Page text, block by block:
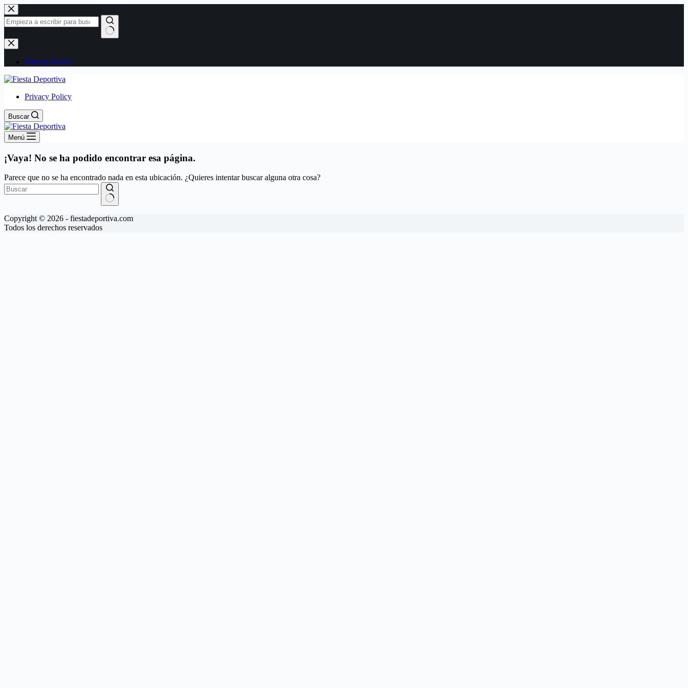
Saltar
al
contenido
Sin
resultados
Privacy Policy
Privacy Policy
Buscar
Menú
¡Vaya! No se ha podido encontrar esa página.
Parece que no se ha encontrado nada en esta ubicación. ¿Quieres intentar buscar alguna otra cosa?
resultados
Copyright © 2026 - fiestadeportiva.com
Todos los derechos reservados